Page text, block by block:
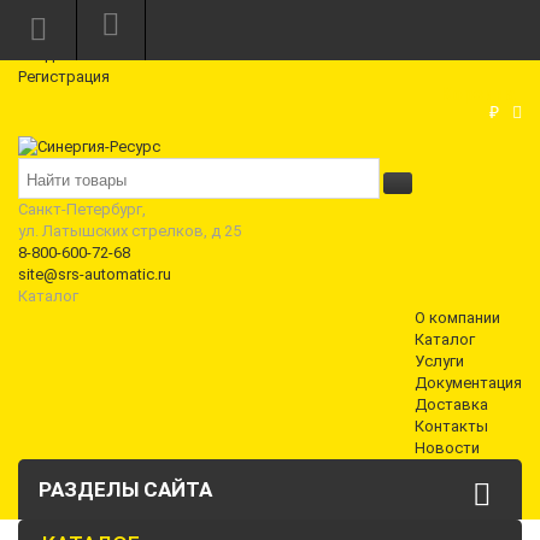
Режим работы: Пн—Пт: 10:00—18:00
Регистрация
₽
Санкт-Петербург,
ул. Латышских стрелков, д 25
8-800-600-72-68
site@srs-automatic.ru
Каталог
О компании
Каталог
Услуги
Документация
Доставка
Контакты
Новости
РАЗДЕЛЫ САЙТА